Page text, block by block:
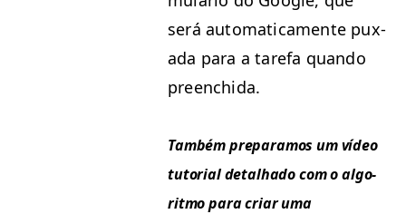
será auto­mati­ca­mente pux­
a­da para a tare­fa quan­do
preenchida.
Tam­bém preparamos um vídeo
tuto­r­i­al detal­ha­do com o algo­
rit­mo para cri­ar uma